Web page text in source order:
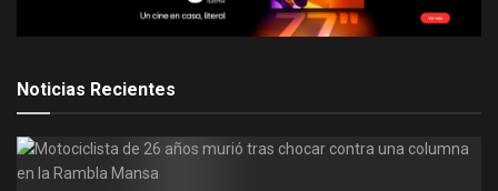
Noticias Recientes